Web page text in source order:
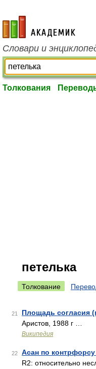
academic.ru
Словари и
Толкования
петелька
Толкование
21 Площадь согласия
Аристов, 1988 г …
Википедия
22 Асан по
R2: относительно